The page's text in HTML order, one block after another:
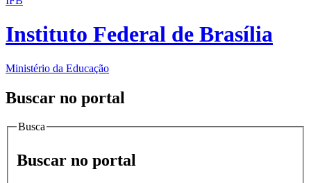
Instituto Federal de Brasília
Ministério da Educação
Buscar no portal
Busca
Buscar no portal